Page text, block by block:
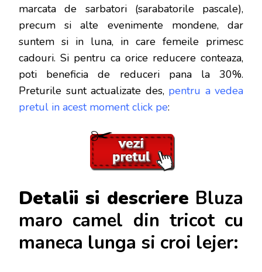
marcata de sarbatori (sarabatorile pascale),
precum si alte evenimente mondene, dar
suntem si in luna, in care femeile primesc
cadouri. Si pentru ca orice reducere conteaza,
poti beneficia de reduceri pana la 30%.
Preturile sunt actualizate des, pentru a vedea
pretul in acest moment click pe:
Detalii si descriere Bluza
maro camel din tricot cu
maneca lunga si croi lejer: